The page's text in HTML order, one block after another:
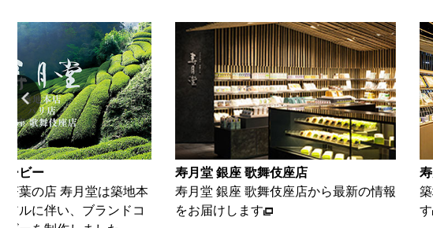
歌舞伎座店
歌舞伎座店から最新の情報
ます
寿月堂 築地本店
築地本店から、最新情報をお届けしま
す